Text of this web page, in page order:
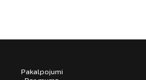
Pakalpojumi